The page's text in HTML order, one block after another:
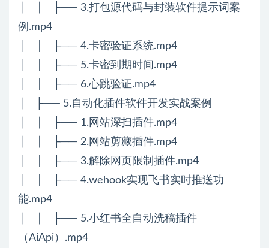
│ │ ├── 3.打包源代码与封装软件提示词案
例.mp4
│ │ ├── 4.卡密验证系统.mp4
│ │ ├── 5.卡密到期时间.mp4
│ │ ├── 6.心跳验证.mp4
│ ├── 5.自动化插件软件开发实战案例
│ │ ├── 1.网站深扫插件.mp4
│ │ ├── 2.网站剪藏插件.mp4
│ │ ├── 3.解除网页限制插件.mp4
│ │ ├── 4.wehook实现飞书实时推送功
能.mp4
│ │ ├── 5.小红书全自动洗稿插件
（AiApi）.mp4